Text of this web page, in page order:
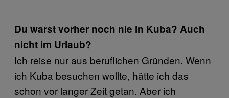
Du warst vorher noch nie in Kuba? Auch
nicht im Urlaub?
Ich reise nur aus beruflichen Gründen. Wenn
ich Kuba besuchen wollte, hätte ich das
schon vor langer Zeit getan. Aber ich